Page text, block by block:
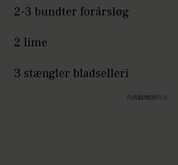
2-3 bundter forårsløg
2 lime
3 stængler bladselleri
Annonce